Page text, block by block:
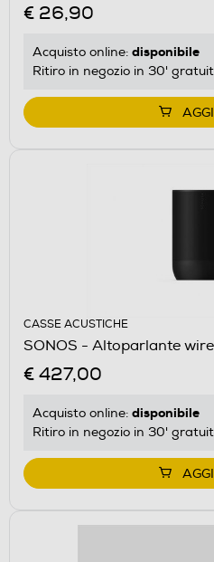
€ 26,90
Acquisto online: disponibile
Ritiro in negozio in 30'
CASSE ACUSTICHE
SONOS - Altoparlante
€ 427,00
Acquisto online: disponibile
Ritiro in negozio in 30'